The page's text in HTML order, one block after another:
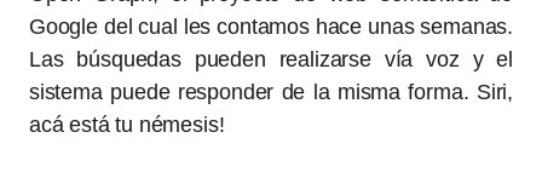
Google del cual les contamos hace unas semanas.
Las búsquedas pueden realizarse vía voz y el
sistema puede responder de la misma forma. Siri,
acá está tu némesis!